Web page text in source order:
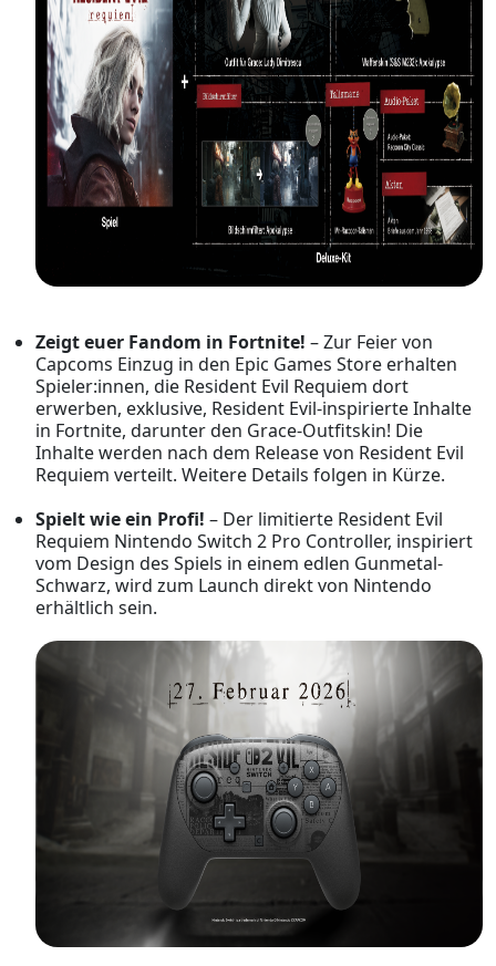
Zeigt euer Fandom in Fortnite! – Zur Feier von
Capcoms Einzug in den Epic Games Store erhalten
Spieler:innen, die Resident Evil Requiem dort
erwerben, exklusive, Resident Evil-inspirierte Inhalte
in Fortnite, darunter den Grace-Outfitskin! Die
Inhalte werden nach dem Release von Resident Evil
Requiem verteilt. Weitere Details folgen in Kürze.
Spielt wie ein Profi! – Der limitierte Resident Evil
Requiem Nintendo Switch 2 Pro Controller, inspiriert
vom Design des Spiels in einem edlen Gunmetal-
Schwarz, wird zum Launch direkt von Nintendo
erhältlich sein.